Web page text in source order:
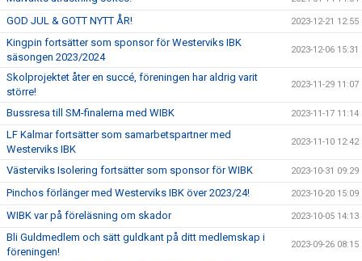
GOD JUL & GOTT NYTT ÅR! 2023-12-21 12:55
Kingpin fortsätter som sponsor för Westerviks IBK
säsongen 2023/2024
2023-12-06 15:31
Skolprojektet åter en succé, föreningen har aldrig varit
större!
2023-11-29 11:07
Bussresa till SM-finalerna med WIBK 2023-11-17 11:14
LF Kalmar fortsätter som samarbetspartner med
Westerviks IBK
2023-11-10 12:42
Västerviks Isolering fortsätter som sponsor för WIBK 2023-10-31 09:29
Pinchos förlänger med Westerviks IBK över 2023/24! 2023-10-20 15:09
WIBK var på föreläsning om skador 2023-10-05 14:13
Bli Guldmedlem och sätt guldkant på ditt medlemskap i
föreningen!
2023-09-26 08:15